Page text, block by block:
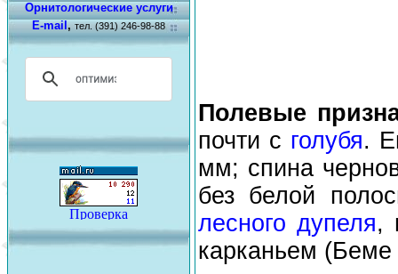
Орнитологические услуги
E-mail,тел. (391) 246-98-88
Полевые
почти с голубя.
мм; спина
без белой
лесного дупеля,
карканьем